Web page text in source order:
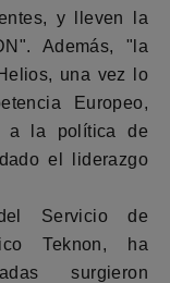
y lleven la
Además, "la
una vez lo
Europeo,
a la política de
el liderazgo
Servicio de
Teknon, ha
surgieron